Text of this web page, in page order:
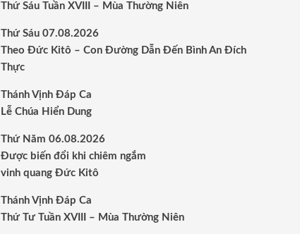
Thứ Sáu Tuần XVIII – Mùa Thường Niên
Thứ Sáu 07.08.2026
Theo Đức Kitô – Con Đường Dẫn Đến Bình An Đích
Thực
Thánh Vịnh Đáp Ca
Lễ Chúa Hiển Dung
Thứ Năm 06.08.2026
Được biến đổi khi chiêm ngắm
vinh quang Đức Kitô
Thánh Vịnh Đáp Ca
Thứ Tư Tuần XVIII – Mùa Thường Niên